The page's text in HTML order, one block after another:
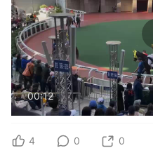
00:12
4 0 0